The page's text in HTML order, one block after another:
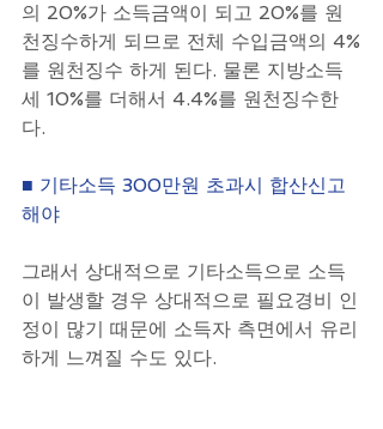
의 20%가 소득금액이 되고 20%를 원
천징수하게 되므로 전체 수입금액의 4%
를 원천징수 하게 된다. 물론 지방소득
세 10%를 더해서 4.4%를 원천징수한
다.
■ 기타소득 300만원 초과시 합산신고
해야
그래서 상대적으로 기타소득으로 소득
이 발생할 경우 상대적으로 필요경비 인
정이 많기 때문에 소득자 측면에서 유리
하게 느껴질 수도 있다.